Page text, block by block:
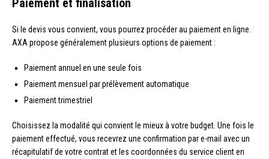
Paiement et finalisation
Si le devis vous convient, vous pourrez procéder au paiement en ligne.
AXA propose généralement plusieurs options de paiement :
Paiement annuel en une seule fois
Paiement mensuel par prélèvement automatique
Paiement trimestriel
Choisissez la modalité qui convient le mieux à votre budget. Une fois le
paiement effectué, vous recevrez une confirmation par e-mail avec un
récapitulatif de votre contrat et les coordonnées du service client en